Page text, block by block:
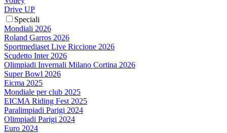
Drive UP
Speciali
Mondiali 2026
Roland Garros 2026
Sportmediaset Live Riccione 2026
Scudetto Inter 2026
Olimpiadi Invernali Milano Cortina 2026
Super Bowl 2026
Eicma 2025
Mondiale per club 2025
EICMA Riding Fest 2025
Paralimpiadi Parigi 2024
Olimpiadi Parigi 2024
Euro 2024